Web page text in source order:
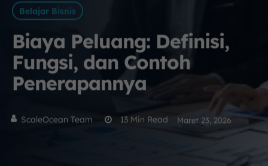
Belajar Bisnis
Biaya Peluang: Definisi,
Fungsi, dan Contoh
Penerapannya
ScaleOcean Team 13 Min Read Maret 23, 2026